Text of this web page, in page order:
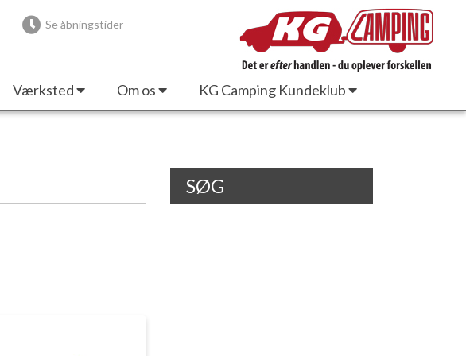
Se åbningstider
Værksted Om os KG Camping Kundeklub
SØG